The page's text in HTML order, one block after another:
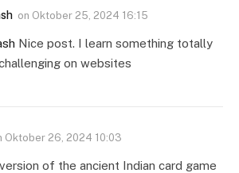
on Oktober 25, 2024 16:15
Nice post. I learn something totally
on websites
Oktober 26, 2024 10:03
of the ancient Indian card game